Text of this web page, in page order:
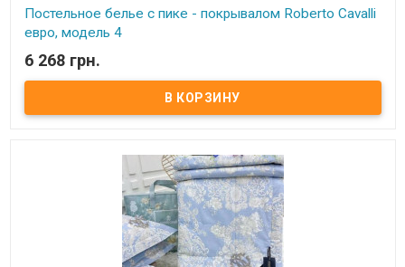
Постельное белье с пике - покрывалом Roberto Cavalli
евро, модель 4
В наличии
Постельное белье с пике - покрывалом Roberto Cavalli евро,
модель 4 Простынь: 230х250 см Наволочки: 50х70 см - 2 шт.
Покрывало - одеяло: 200х230 см Наполнитель одеяла - пике: 75%
постельного белья вместо пододеяльника идет покрывало -
пике с тонким слоем наполнителя с нежнейшей ткани -
египетского хлопка, на ощупь похоже к шелку, можно
укрываться, а также использовать как покрывало на кровать.
6 268 грн.